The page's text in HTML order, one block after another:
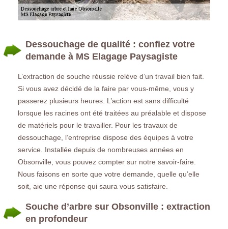
Dessouchage de qualité : confiez votre
demande à MS Elagage Paysagiste
L’extraction de souche réussie relève d’un travail bien fait.
Si vous avez décidé de la faire par vous-même, vous y
passerez plusieurs heures. L’action est sans difficulté
lorsque les racines ont été traitées au préalable et dispose
de matériels pour le travailler. Pour les travaux de
dessouchage, l’entreprise dispose des équipes à votre
service. Installée depuis de nombreuses années en
Obsonville, vous pouvez compter sur notre savoir-faire.
Nous faisons en sorte que votre demande, quelle qu’elle
soit, aie une réponse qui saura vous satisfaire.
Souche d’arbre sur Obsonville : extraction
en profondeur